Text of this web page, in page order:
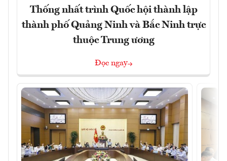
Thống nhất trình Quốc hội thành lập
thành phố Quảng Ninh và Bắc Ninh trực
thuộc Trung ương
Đọc ngay